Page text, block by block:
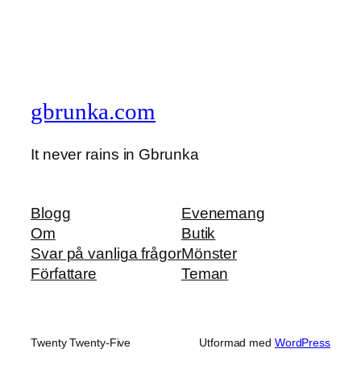
gbrunka.com
It never rains in Gbrunka
Blogg
Om
Svar på vanliga frågor
Författare
Evenemang
Butik
Mönster
Teman
Twenty Twenty-Five Utformad med WordPress